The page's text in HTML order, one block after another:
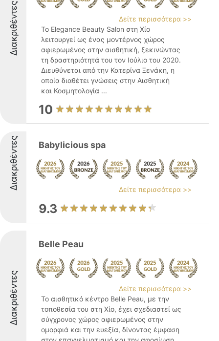
Διακριθέντες
Δείτε περισσότερα >>
Το Elegance Beauty Salon στη Χίο
λειτουργεί ως ένας μοντέρνος χώρος
αφιερωμένος στην αισθητική, ξεκινώντας
τη δραστηριότητά του τον Ιούλιο του 2020.
Διευθύνεται από την Κατερίνα Ξενάκη, η
οποία διαθέτει γνώσεις στην Αισθητική
και Κοσμητολογία ...
10
Διακριθέντες Babylicious spa
Δείτε περισσότερα >>
9.3
Διακριθέντες
Belle Peau
Δείτε περισσότερα >>
Το αισθητικό κέντρο Belle Peau, με την
τοποθεσία του στη Χίο, έχει σχεδιαστεί ως
σύγχρονος χώρος αφιερωμένος στην
ομορφιά και την ευεξία, δίνοντας έμφαση